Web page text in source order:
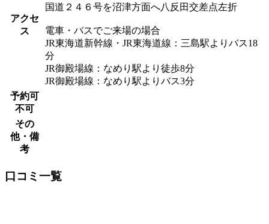
アクセ
ス
国道２４６号を沼津方面へ八反田交差点左折
電車・バスでご来場の場合
JR東海道新幹線・JR東海道線：三島駅よりバス18
分
JR御殿場線：なめり駅より徒歩8分
JR御殿場線：なめり駅よりバス3分
予約可
不可
その
他・備
考
口コミ一覧